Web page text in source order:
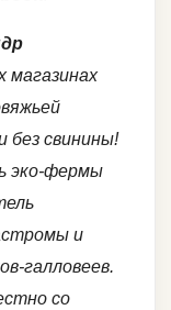
магазинах
без свинины!
эко-фермы
и
галловеев.
со